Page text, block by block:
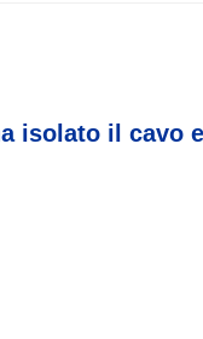
isolato il cavo